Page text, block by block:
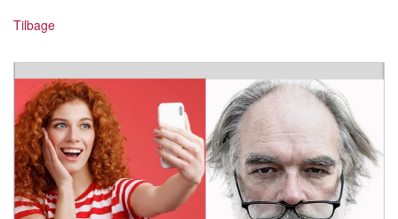
Tilbage